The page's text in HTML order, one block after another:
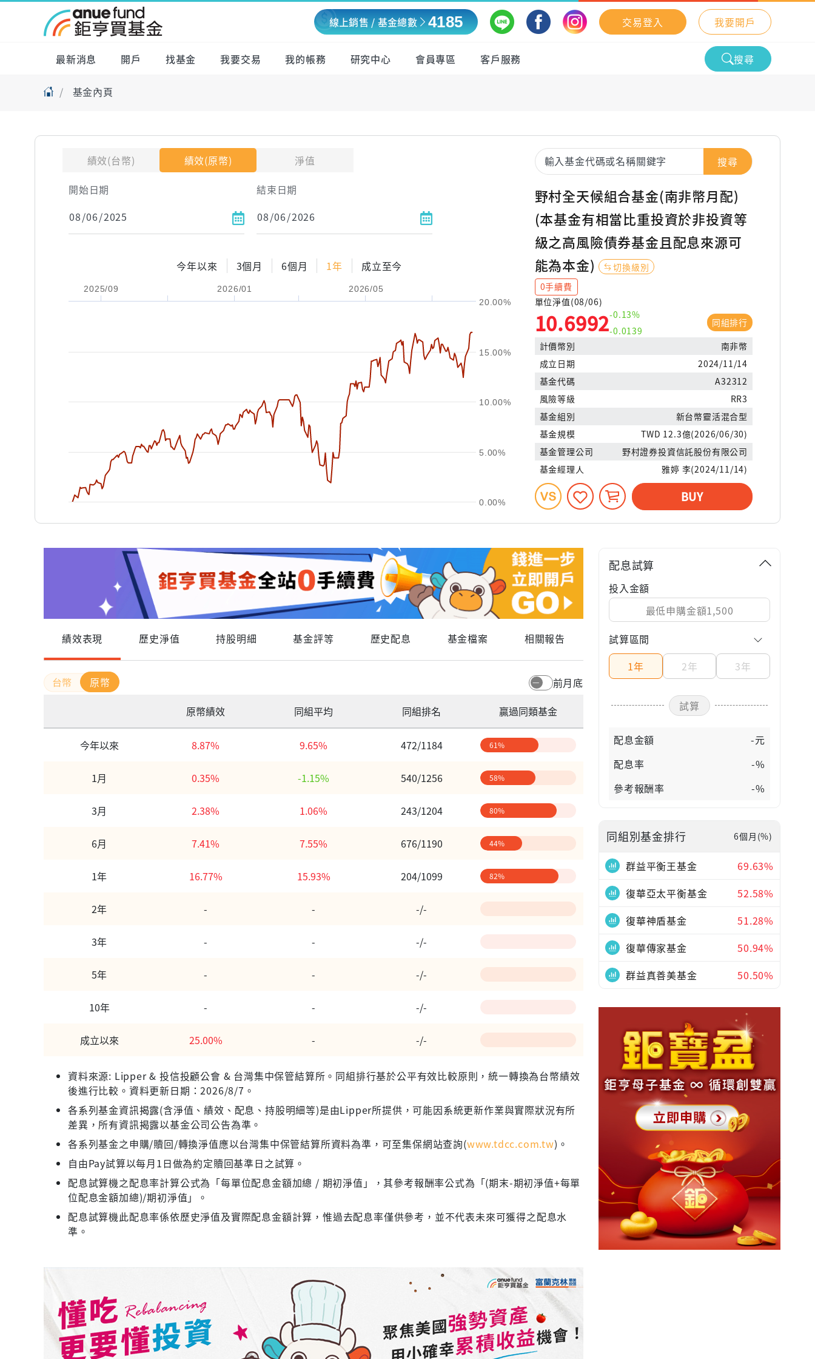
線上銷售 / 基金總數 4185 交易登入 我要開戶
最新消息 開戶 找基金 我要交易 我的帳務 研究中心 會員專區 客戶服務 搜尋
基金內頁
績效(台幣) 績效(原幣)
淨值
開始日期
結束日期
今年以來 3個月 6個月 1年 成立至今
2025/09 2026/01 2026/05
0.00%
5.00%
10.00%
15.00%
20.00%
搜尋
野村全天候組合基金(南非幣月配)
(本基金有相當比重投資於非投資等
級之高風險債券基金且配息來源可
能為本金)
切換級別
0手續費
單位淨值(08/06)
10.6992-0.13%
-0.0139
同組排行
計價幣別
南非幣
成立日期
2024/11/14
基金代碼
A32312
風險等級
RR3
基金組別
新台幣靈活混合型
基金規模
TWD 12.3億(2026/06/30)
基金管理公司
野村證券投資信託股份有限公司
基金經理人
雅婷 李(2024/11/14)
BUY
績效表現 歷史淨值 持股明細 基金評等 歷史配息 基金檔案 相關報告
原幣
前月底
原幣績效
同組平均 同組排名 贏過同類基金
今年以來 8.87% 9.65% 472/1184 61%
1月 0.35% -1.15% 540/1256 58%
3月 2.38% 1.06% 243/1204 80%
6月 7.41% 7.55% 676/1190 44%
1年 16.77% 15.93% 204/1099 82%
2年 - - -/-
3年 - - -/-
5年 - - -/-
10年 - - -/-
成立以來 25.00% - -/-
資料來源: Lipper & 投信投顧公會 & 台灣集中保管結算所。同組排行基於公平有效比較原則，統一轉換為台幣績效
後進行比較。資料更新日期：2026/8/7。
各系列基金資訊揭露(含淨值、績效、配息、持股明細等)是由Lipper所提供，可能因系統更新作業與實際狀況有所
差異，所有資訊揭露以基金公司公告為準。
各系列基金之申購/贖回/轉換淨值應以台灣集中保管結算所資料為準，可至集保網站查詢(www.tdcc.com.tw)。
自由Pay試算以每月1日做為約定贖回基準日之試算。
配息試算機之配息率計算公式為「每單位配息金額加總 / 期初淨值」，其參考報酬率公式為「(期末-期初淨值+每單
位配息金額加總)/期初淨值」。
配息試算機此配息率係依歷史淨值及實際配息金額計算，惟過去配息率僅供參考，並不代表未來可獲得之配息水
準。
配息試算
投入金額
試算區間
1年
2年 3年
試算
配息金額
-元
配息率
-%
參考報酬率
-%
同組別基金排行 6個月(%)
群益平衡王基金
69.63%
復華亞太平衡基金
52.58%
復華神盾基金
51.28%
復華傳家基金
50.94%
群益真善美基金
50.50%